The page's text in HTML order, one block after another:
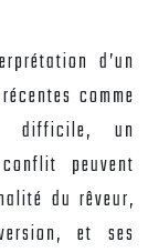
d’un
comme
difficile, un
peuvent
du rêveur,
et ses